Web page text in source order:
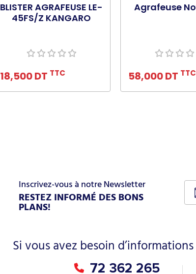
BLISTER AGRAFEUSE LE-
45FS/Z KANGARO
18,500 DT TTC
Agrafeuse
58,000 DT TTC
Inscrivez-vous à notre Newsletter
RESTEZ INFORMÉ DES BONS
PLANS!
Si vous avez besoin
72 362 265